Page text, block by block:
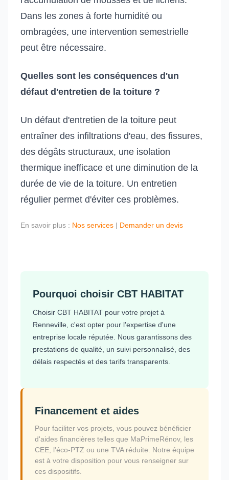
Dans les zones à forte humidité ou
ombragées, une intervention semestrielle
peut être nécessaire.
Quelles sont les conséquences d'un
défaut d'entretien de la toiture ?
Un défaut d'entretien de la toiture peut
entraîner des infiltrations d'eau, des fissures,
des dégâts structuraux, une isolation
thermique inefficace et une diminution de la
durée de vie de la toiture. Un entretien
régulier permet d'éviter ces problèmes.
En savoir plus : Nos services | Demander un devis
Pourquoi choisir CBT HABITAT
Choisir CBT HABITAT pour votre projet à
Renneville, c'est opter pour l'expertise d'une
entreprise locale réputée. Nous garantissons des
prestations de qualité, un suivi personnalisé, des
délais respectés et des tarifs transparents.
Financement et aides
Pour faciliter vos projets, vous pouvez bénéficier
d'aides financières telles que MaPrimeRénov, les
CEE, l'éco-PTZ ou une TVA réduite. Notre équipe
est à votre disposition pour vous renseigner sur
ces dispositifs.